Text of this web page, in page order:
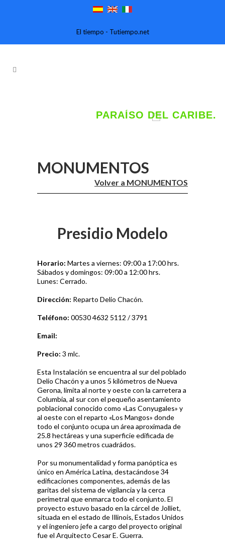
El tiempo - Tutiempo.net
PARAÍSO DEL CARIBE.
MONUMENTOS
Volver a MONUMENTOS
Presidio Modelo
Horario: Martes a viernes: 09:00 a 17:00 hrs.
Sábados y domingos: 09:00 a 12:00 hrs.
Lunes: Cerrado.
Dirección: Reparto Delio Chacón.
Teléfono: 00530 4632 5112 / 3791
Email:
Precio: 3 mlc.
Esta Instalación se encuentra al sur del poblado
Delio Chacón y a unos 5 kilómetros de Nueva
Gerona, limita al norte y oeste con la carretera a
Columbia, al sur con el pequeño asentamiento
poblacional conocido como «Las Conyugales» y
al oeste con el reparto «Los Mangos» donde
todo el conjunto ocupa un área aproximada de
25.8 hectáreas y una superficie edificada de
unos 29 360 metros cuadrádos.
Por su monumentalidad y forma panóptica es
único en América Latina, destacándose 34
edificaciones componentes, además de las
garitas del sistema de vigilancia y la cerca
perimetral que enmarca todo el conjunto. El
proyecto estuvo basado en la cárcel de Jolliet,
situada en el estado de Illinois, Estados Unidos
y el ingeniero jefe a cargo del proyecto original
fue el Arquitecto Cesar E. Guerra.